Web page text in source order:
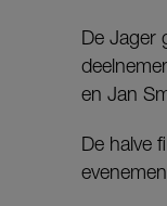
De Jager
en Jan
De halve